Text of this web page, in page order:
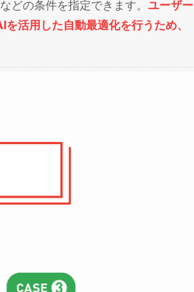
の条件を指定できます。 ユーザー
活用した自動最適化を行うため、